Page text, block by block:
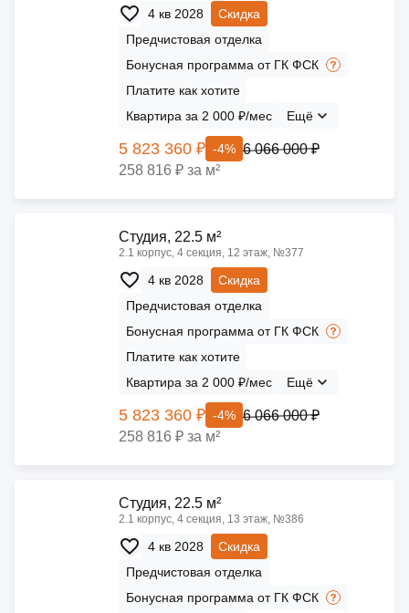
4 кв 2028
Скидка
Предчистовая отделка
Бонусная программа от ГК ФСК
Платите как хотите
Квартира за 2 000 ₽/мес
Ещё
5 823 360 ₽ -4% 6 066 000 ₽
258 816 ₽ за м²
Cтудия, 22.5 м²
2.1 корпус, 4 секция, 12 этаж, №377
4 кв 2028
Скидка
Предчистовая отделка
Бонусная программа от ГК ФСК
Платите как хотите
Квартира за 2 000 ₽/мес
Ещё
5 823 360 ₽ -4% 6 066 000 ₽
258 816 ₽ за м²
Cтудия, 22.5 м²
2.1 корпус, 4 секция, 13 этаж, №386
4 кв 2028
Скидка
Предчистовая отделка
Бонусная программа от ГК ФСК